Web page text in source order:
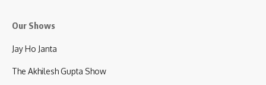
Our Shows
Jay Ho Janta
The Akhilesh Gupta Show